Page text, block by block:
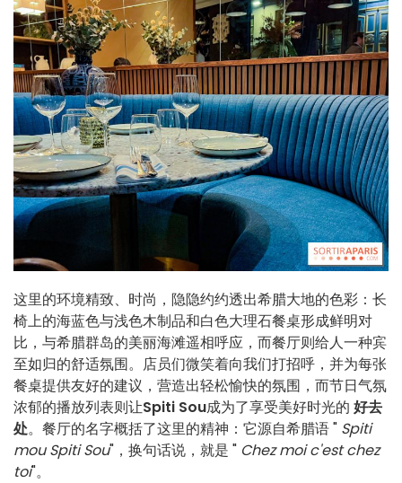
这里的环境精致、时尚，隐隐约约透出希腊大地的色彩：长
椅上的海蓝色与浅色木制品和白色大理石餐桌形成鲜明对
比，与希腊群岛的美丽海滩遥相呼应，而餐厅则给人一种宾
至如归的舒适氛围。店员们微笑着向我们打招呼，并为每张
餐桌提供友好的建议，营造出轻松愉快的氛围，而节日气氛
浓郁的播放列表则让Spiti Sou成为了享受美好时光的 好去
处。餐厅的名字概括了这里的精神：它源自希腊语 " Spiti
mou Spiti Sou"，换句话说，就是 " Chez moi c'est chez
toi"。